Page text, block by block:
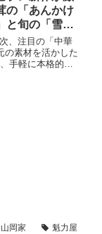
の「あんかけ
と旬の「雪の
」を実食レビ
、注目の「中華
の素材を活かした
手軽に本格的な
山岡家 魁力屋